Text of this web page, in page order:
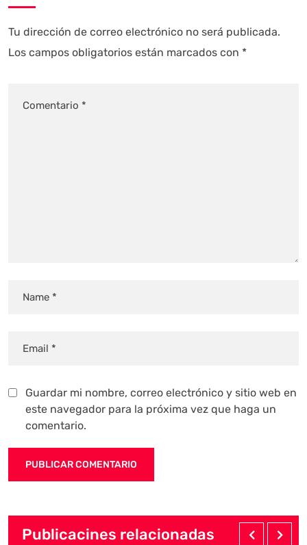
Tu dirección de correo electrónico no será publicada.
Los campos obligatorios están marcados con *
Guardar mi nombre, correo electrónico y sitio web en
este navegador para la próxima vez que haga un
comentario.
Publicacines relacionadas